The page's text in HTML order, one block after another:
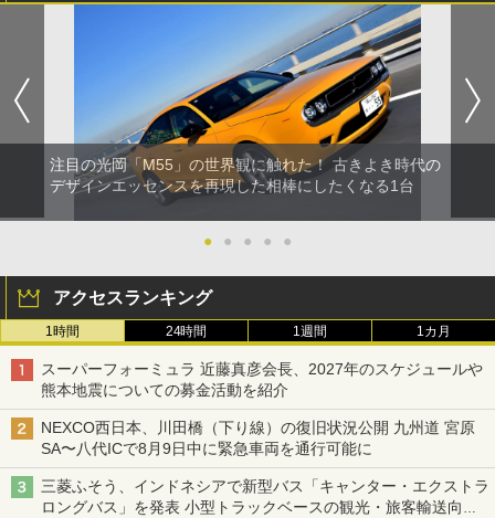
注目の光岡「M55」の世界観に触れた！ 古きよき時代の
デザインエッセンスを再現した相棒にしたくなる1台
● ● ● ● ●
アクセスランキング
1時間 24時間 1週間 1カ月
スーパーフォーミュラ 近藤真彦会長、2027年のスケジュールや
熊本地震についての募金活動を紹介
NEXCO西日本、川田橋（下り線）の復旧状況公開 九州道 宮原
SA〜八代ICで8月9日中に緊急車両を通行可能に
三菱ふそう、インドネシアで新型バス「キャンター・エクストラ
ロングバス」を発表 小型トラックベースの観光・旅客輸送向け